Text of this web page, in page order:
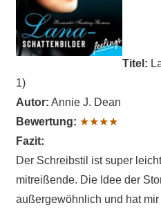
Titel:
1)
Autor: Annie J. Dean
Bewertung: ★★★★
Fazit:
Der Schreibstil ist super
mitreißende. Die Idee der
außergewöhnlich und hat